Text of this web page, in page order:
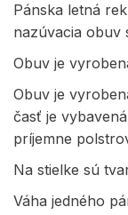
Pánska letná
nazúvacia obuv
Obuv je
Obuv je
časť je
príjemne
Na stielke sú
Váha jedného